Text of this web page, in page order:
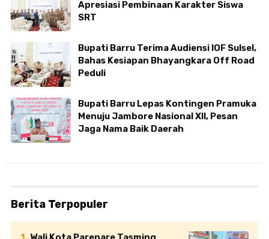
Apresiasi Pembinaan Karakter Siswa
SRT
Bupati Barru Terima Audiensi IOF Sulsel,
Bahas Kesiapan Bhayangkara Off Road
Peduli
Bupati Barru Lepas Kontingen Pramuka
Menuju Jambore Nasional XII, Pesan
Jaga Nama Baik Daerah
Berita Terpopuler